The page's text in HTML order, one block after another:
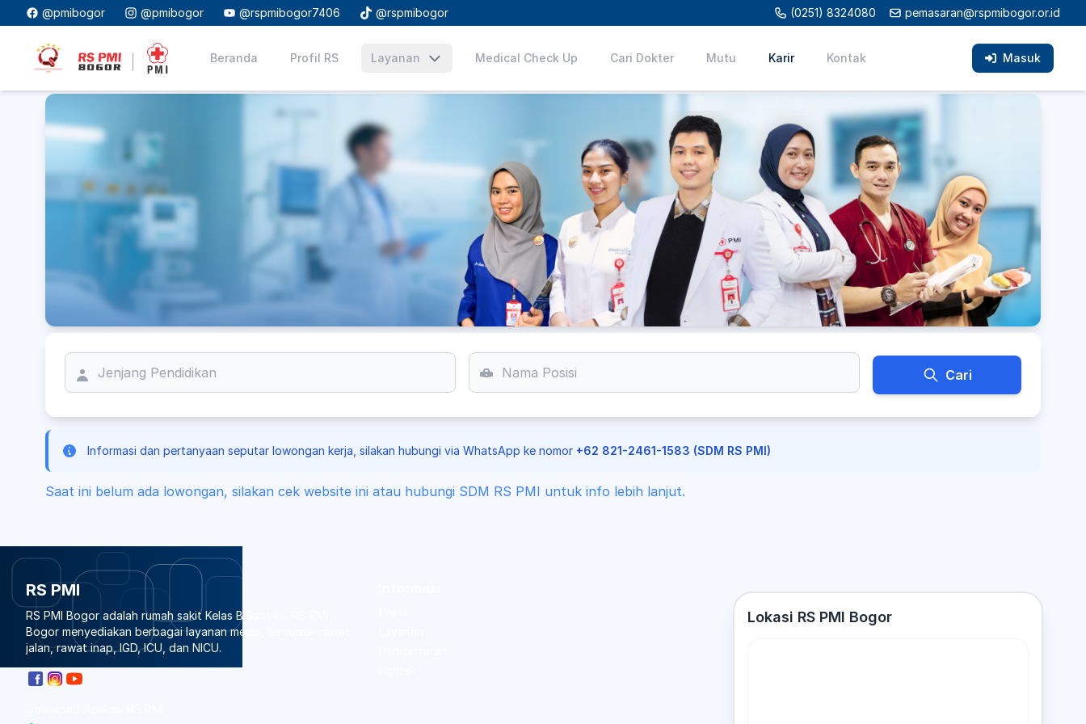
@pmibogor @pmibogor @rspmibogor7406 @rspmibogor (0251) 8324080 pemasaran@rspmibogor.or.id
Beranda Profil RS Layanan Medical Check Up Cari Dokter Mutu Karir Kontak Masuk
Let's Join Us
WE ARE HIRING Cari
Informasi dan pertanyaan seputar lowongan kerja, silakan hubungi via WhatsApp ke nomor +62 821-2461-1583 (SDM RS PMI)
Saat ini belum ada lowongan, silakan cek website ini atau hubungi SDM RS PMI untuk info lebih lanjut.
RS PMI
RS PMI Bogor adalah rumah sakit Kelas B.Saat ini, RS PMI
Bogor menyediakan berbagai layanan medis, termasuk rawat
jalan, rawat inap, IGD, ICU, dan NICU.
Lokasi RS PMI Bogor